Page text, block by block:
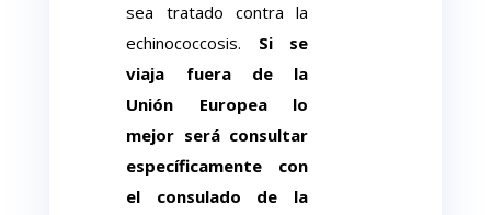
sea tratado contra la
echinococcosis. Si se
viaja fuera de la
Unión Europea lo
mejor será consultar
específicamente con
el consulado de la